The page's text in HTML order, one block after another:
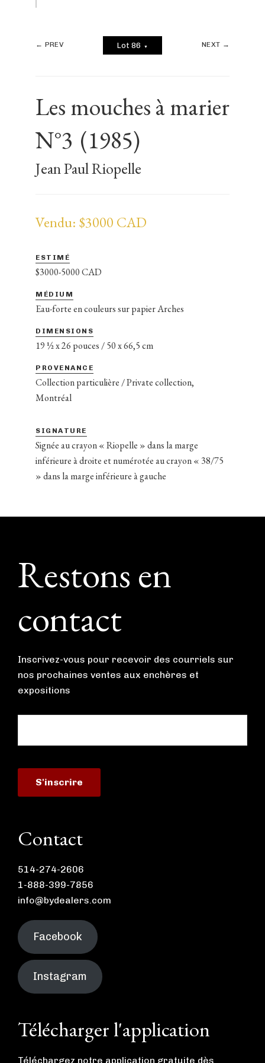
← PREV Lot 86 ▼ NEXT →
Les mouches à marier
N°3 (1985)
Jean Paul Riopelle
Vendu: $3000 CAD
ESTIMÉ
$3000-5000 CAD
MÉDIUM
Eau-forte en couleurs sur papier Arches
DIMENSIONS
19 ½ x 26 pouces / 50 x 66,5 cm
PROVENANCE
Collection particulière / Private collection,
Montréal
SIGNATURE
Signée au crayon « Riopelle » dans la marge
inférieure à droite et numérotée au crayon « 38/75
» dans la marge inférieure à gauche
Footer
Restons en
contact
Inscrivez-vous pour recevoir des courriels sur
nos prochaines ventes aux enchères et
expositions
Contact
514-274-2606
1-888-399-7856
info@bydealers.com
Facebook
Instagram
Télécharger l'application
Téléchargez notre application gratuite dès